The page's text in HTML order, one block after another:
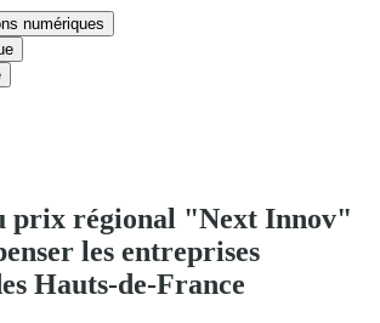
numériques
prix régional "Next Innov"
les entreprises
Hauts-de-France